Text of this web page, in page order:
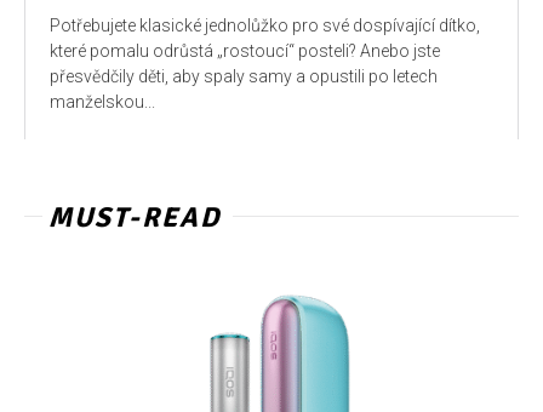
Potřebujete klasické jednolůžko pro své dospívající dítko,
které pomalu odrůstá „rostoucí“ posteli? Anebo jste
přesvědčily děti, aby spaly samy a opustili po letech
manželskou...
MUST-READ